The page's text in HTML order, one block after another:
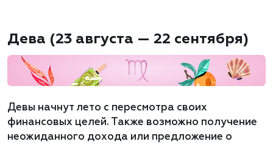
Дева (23 августа — 22 сентября)
Девы начнут лето с пересмотра своих
финансовых целей. Также возможно получение
неожиданного дохода или предложение о